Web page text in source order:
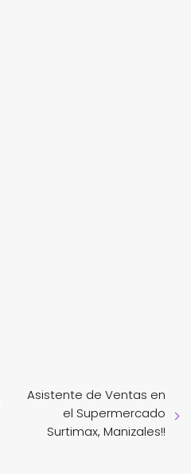
Asistente de Ventas en
el Supermercado
Surtimax, Manizales!!